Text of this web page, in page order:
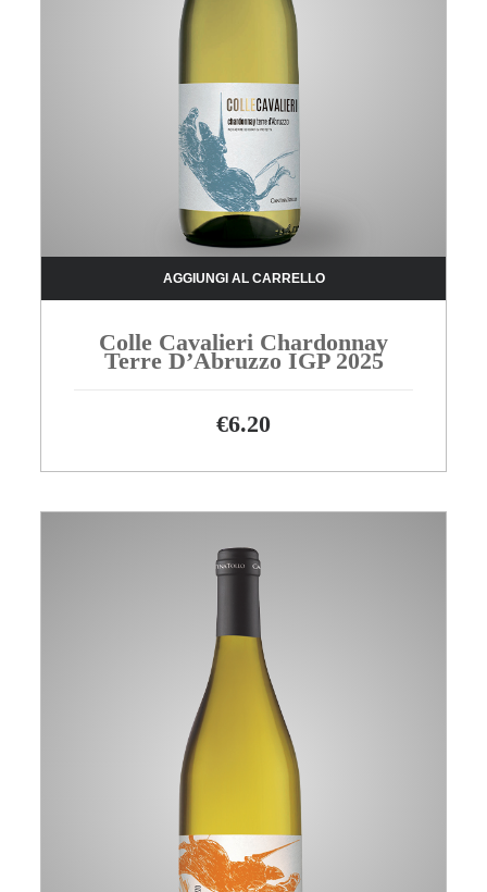
AGGIUNGI AL CARRELLO
Colle Cavalieri Chardonnay
Terre D’Abruzzo IGP 2025
€6.20